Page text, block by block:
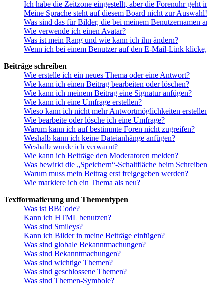
Ich habe die Zeitzone eingestellt, aber die Forenuhr geht
Meine Sprache steht auf diesem Board nicht zur Auswahl!
Was sind das für Bilder, die bei meinem Benutzernamen
Wie verwende ich einen Avatar?
Was ist mein Rang und wie kann ich ihn ändern?
Wenn ich bei einem Benutzer auf den E-Mail-Link
Beiträge schreiben
Wie erstelle ich ein neues Thema oder eine Antwort?
Wie kann ich einen Beitrag bearbeiten oder löschen?
Wie kann ich meinem Beitrag eine Signatur anfügen?
Wie kann ich eine Umfrage erstellen?
Wieso kann ich nicht mehr Antwortmöglichkeiten
Wie bearbeite oder lösche ich eine Umfrage?
Warum kann ich auf bestimmte Foren nicht zugreifen?
Weshalb kann ich keine Dateianhänge anfügen?
Weshalb wurde ich verwarnt?
Wie kann ich Beiträge den Moderatoren melden?
Was bewirkt die „Speichern“-Schaltfläche beim
Warum muss mein Beitrag erst freigegeben werden?
Wie markiere ich ein Thema als neu?
Textformatierung und Thementypen
Was ist BBCode?
Kann ich HTML benutzen?
Was sind Smileys?
Kann ich Bilder in meine Beiträge einfügen?
Was sind globale Bekanntmachungen?
Was sind Bekanntmachungen?
Was sind wichtige Themen?
Was sind geschlossene Themen?
Was sind Themen-Symbole?